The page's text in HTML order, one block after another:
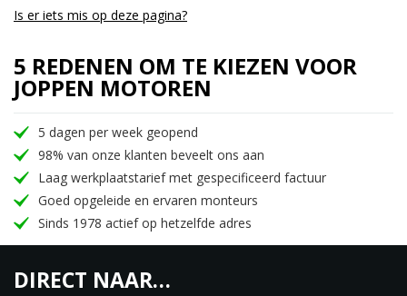
Is er iets mis op deze pagina?
5 REDENEN OM TE KIEZEN VOOR
JOPPEN MOTOREN
5 dagen per week geopend
98% van onze klanten beveelt ons aan
Laag werkplaatstarief met gespecificeerd factuur
Goed opgeleide en ervaren monteurs
Sinds 1978 actief op hetzelfde adres
DIRECT NAAR…